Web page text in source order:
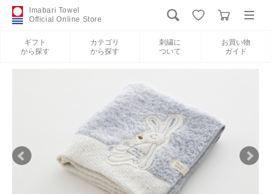
Imabari Towel
Official Online Store
ギフト
から探す
カテゴリ
から探す
刺繍に
ついて
お買い物
ガイド
新規会員登録
刺繍について